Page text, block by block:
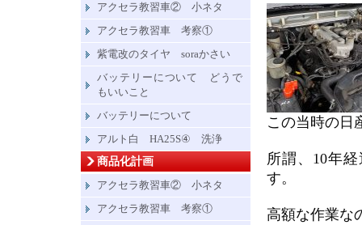
この当時の日
所謂、10年
す。
高額な作業な
アクセラ教習車② 小ネタ
アクセラ教習車 考察①
紫電改のタイヤ soraかさい
バッテリーについて どうで
もいいこと
バッテリーについて
アルト白 HA25S④ 洗浄
商品化計画
アクセラ教習車② 小ネタ
アクセラ教習車 考察①